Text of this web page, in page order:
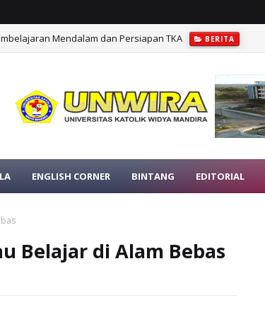
Mendalam dan Persiapan TKA BERITA
ENGLISH CORNER BINTANG EDITORIAL
Belajar di Alam Bebas